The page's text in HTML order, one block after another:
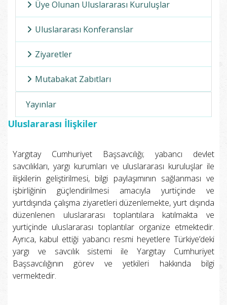
Üye Olunan Uluslararası Kuruluşlar
Uluslararası Konferanslar
Ziyaretler
Mutabakat Zabıtları
Yayınlar
Uluslararası İlişkiler
Yargıtay Cumhuriyet Başsavcılığı; yabancı devlet
savcılıkları, yargı kurumları ve uluslararası kuruluşlar ile
ilişkilerin geliştirilmesi, bilgi paylaşımının sağlanması ve
işbirliğinin güçlendirilmesi amacıyla yurtiçinde ve
yurtdışında çalışma ziyaretleri düzenlemekte, yurt dışında
düzenlenen uluslararası toplantılara katılmakta ve
yurtiçinde uluslararası toplantılar organize etmektedir.
Ayrıca, kabul ettiği yabancı resmi heyetlere Türkiye’deki
yargı ve savcılık sistemi ile Yargıtay Cumhuriyet
Başsavcılığının görev ve yetkileri hakkında bilgi
vermektedir.